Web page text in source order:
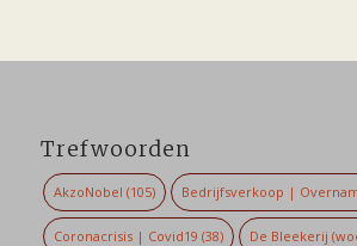
Trefwoorden
AkzoNobel (105) Bedrijfsverkoop |
Coronacrisis | Covid19 (38) De Bleekerij